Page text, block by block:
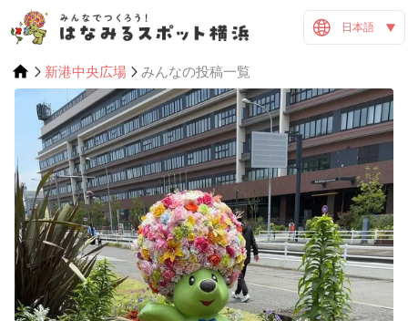
日本語
新港中央広場 みんなの投稿一覧